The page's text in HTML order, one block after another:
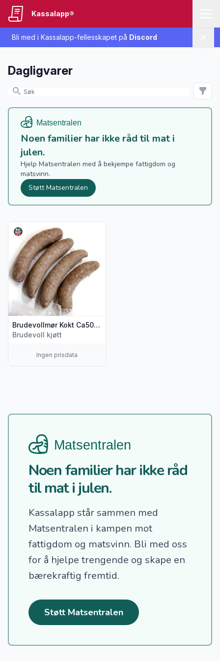
Bli med i Kassalapp-fellesskapet på Discord
Kassalapp®
Dagligvarer
Noen familier har ikke råd til mat i
julen.
Hjelp Matsentralen med å bekjempe fattigdom og
matsvinn.
Støtt Matsentralen
Brudevollmør Kokt Ca500g
Brudevoll kjøtt
Ingen prisdata
Vis flere detaljer for produktet "Brudevollmør Kokt Ca500g"
Noen familier har ikke råd
til mat i julen.
Kassalapp står sammen med
Matsentralen i kampen mot
fattigdom og matsvinn. Bli med oss
for å hjelpe trengende og skape en
bærekraftig fremtid.
Støtt Matsentralen